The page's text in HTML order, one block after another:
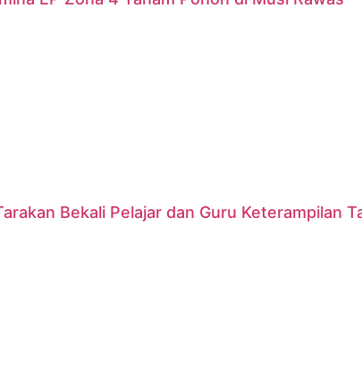
Bekali Pelajar dan Guru Keterampilan